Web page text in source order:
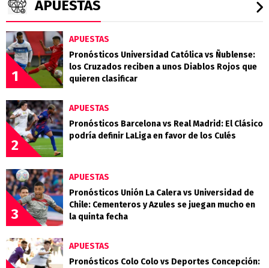
APUESTAS
1
APUESTAS
Pronósticos Universidad Católica vs Ñublense:
los Cruzados reciben a unos Diablos Rojos que
quieren clasificar
2
APUESTAS
Pronósticos Barcelona vs Real Madrid: El Clásico
podría definir LaLiga en favor de los Culés
3
APUESTAS
Pronósticos Unión La Calera vs Universidad de
Chile: Cementeros y Azules se juegan mucho en
la quinta fecha
APUESTAS
Pronósticos Colo Colo vs Deportes Concepción: